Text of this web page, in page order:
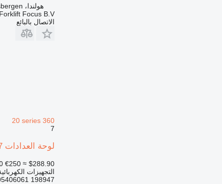
هولندا، Haaksbergen
Forklift Focus B.V.
الاتصال بالبائع
20 series 360
7
لوحة العدادات Linde 198947 لـ رافعة البليت الكهربائية Linde T16-20 series 360
€250 ≈ $288.90
التجهيزات
198947 3095406061